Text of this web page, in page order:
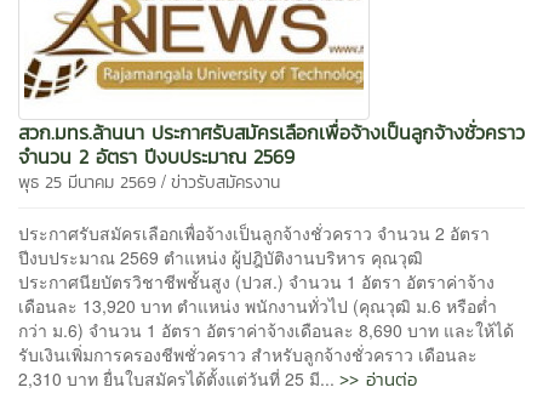
สวก.มทร.ล้านนา ประกาศรับสมัครเลือกเพื่อจ้างเป็นลูกจ้างชั่วคราว
จำนวน 2 อัตรา ปีงบประมาณ 2569
พุธ 25 มีนาคม 2569 / ข่าวรับสมัครงาน
ประกาศรับสมัครเลือกเพื่อจ้างเป็นลูกจ้างชั่วคราว จำนวน 2 อัตรา
ปีงบประมาณ 2569 ตำแหน่ง ผู้ปฎิบัติงานบริหาร คุณวุฒิ
ประกาศนียบัตรวิชาชีพชั้นสูง (ปวส.) จำนวน 1 อัตรา อัตราค่าจ้าง
เดือนละ 13,920 บาท ตำแหน่ง พนักงานทั่วไป (คุณวุฒิ ม.6 หรือต่ำ
กว่า ม.6) จำนวน 1 อัตรา อัตราค่าจ้างเดือนละ 8,690 บาท และให้ได้
รับเงินเพิ่มการครองชีพชั่วคราว สำหรับลูกจ้างชั่วคราว เดือนละ
2,310 บาท ยื่นใบสมัครได้ตั้งแต่วันที่ 25 มี... >> อ่านต่อ